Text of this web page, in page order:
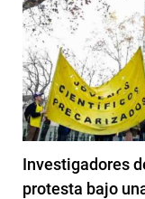
Investigadores
protesta bajo